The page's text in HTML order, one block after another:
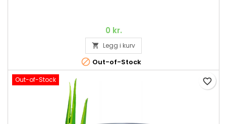
0 kr.
 Legg i kurv
 Out-of-Stock
Out-of-Stock favorite_border